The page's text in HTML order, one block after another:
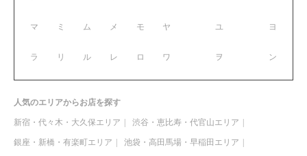
マ ミ ム メ モ
ラ リ ル レ ロ
ヤ ユ ヨ
ワ ヲ ン
人気のエリアからお店を探す
新宿・代々木・大久保エリア 渋谷・恵比寿・代官山エリア
銀座・新橋・有楽町エリア 池袋・高田馬場・早稲田エリア